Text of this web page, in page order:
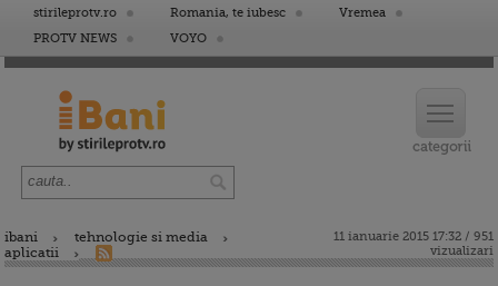
stirileprotv.ro Romania, te iubesc
Vremea
PROTV NEWS
VOYO
ibani
tehnologie si media
aplicatii
11 ianuarie 2015 17:32 / 951
vizualizari